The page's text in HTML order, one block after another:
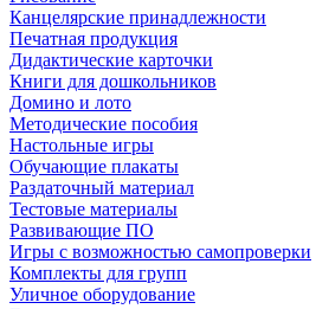
Канцелярские принадлежности
Печатная продукция
Дидактические карточки
Книги для дошкольников
Домино и лото
Методические пособия
Настольные игры
Обучающие плакаты
Раздаточный материал
Тестовые материалы
Развивающие ПО
Игры с возможностью самопроверки
Комплекты для групп
Уличное оборудование